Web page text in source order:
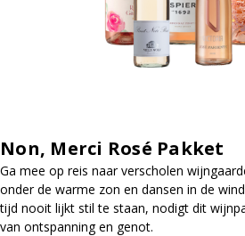
Non, Merci Rosé Pakket
Ga mee op reis naar verscholen
onder de warme zon en dansen in de
tijd nooit lijkt stil te staan, nodigt dit
van ontspanning en genot.